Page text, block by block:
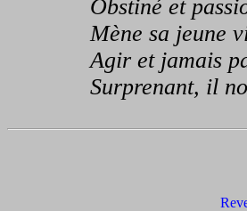
Obstiné et
Mène sa jeune
Agir et jamais
Surprenant, il